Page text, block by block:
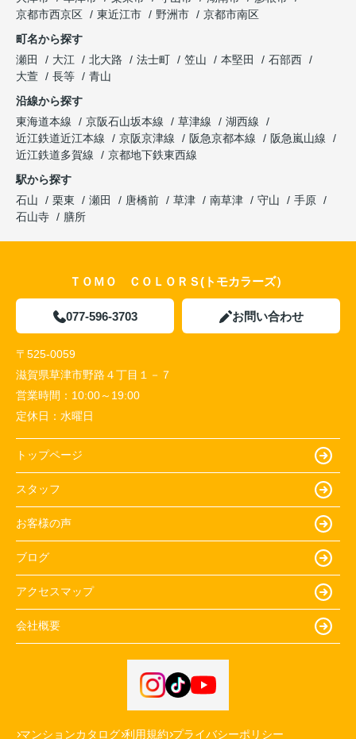
京都市西京区
東近江市 野洲市
京都市南区
町名から探す
瀬田
大江 北大路 法士町 笠山 本堅田
石部西
大萱
長等
青山
沿線から探す
東海道本線
京阪石山坂本線 草津線
湖西線
近江鉄道近江本線
京阪京津線 阪急京都本線
阪急嵐山線
近江鉄道多賀線
京都地下鉄東西線
駅から探す
石山
栗東 瀬田 唐橋前 草津 南草津 守山
手原
石山寺
膳所
ＴＯＭＯ ＣＯＬＯＲＳ(トモカラーズ）
077-596-3703 お問い合わせ
〒525-0059
滋賀県草津市野路４丁目１－７
営業時間： 10:00～19:00
定休日： 水曜日
トップページ
スタッフ
お客様の声
ブログ
アクセスマップ
会社概要
マンションカタログ 利用規約 プライバシーポリシー